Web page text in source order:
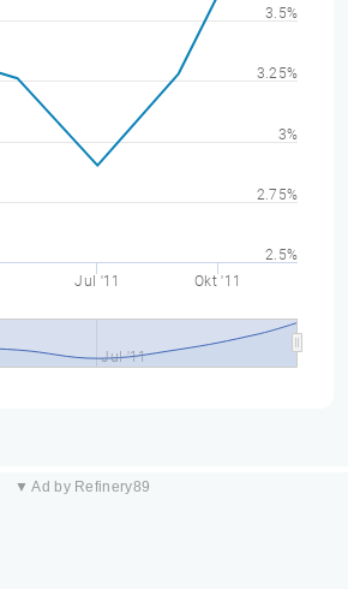
Jul '11 Okt '11
Jul '11
2.5%
2.75%
3%
3.25%
3.5%
▼ Ad by Refinery89